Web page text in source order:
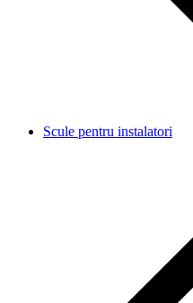
Scule pentru instalatori